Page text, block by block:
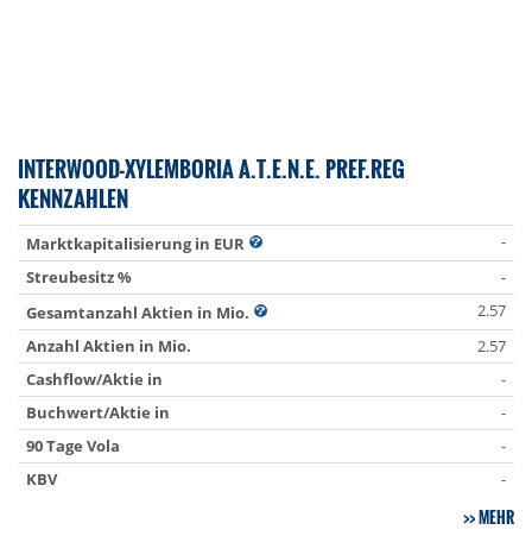
INTERWOOD-XYLEMBORIA A.T.E.N.E. PREF.REG
KENNZAHLEN
Marktkapitalisierung in EUR
-
Streubesitz %
-
Gesamtanzahl Aktien in Mio.
2.57
Anzahl Aktien in Mio.
2.57
Cashflow/Aktie in
-
Buchwert/Aktie in
-
90 Tage Vola
-
KBV
-
MEHR